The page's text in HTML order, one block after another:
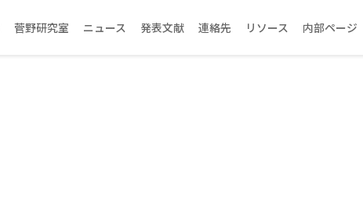
菅野研究室 ニュース 発表文献 連絡先 リソース 内部ページ